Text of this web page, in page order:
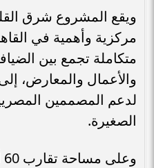
ويقع المشروع شرق
مركزية وأهمية في
متكاملة تجمع بين
والأعمال والمعارض،
لدعم المصممين
الصغيرة.